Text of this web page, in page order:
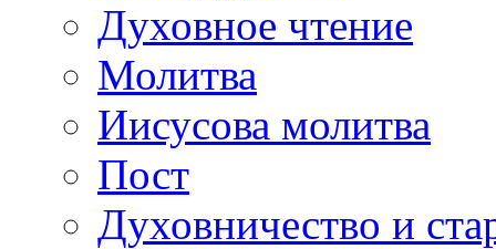
Духовное чтение
Молитва
Иисусова молитва
Пост
Духовничество и